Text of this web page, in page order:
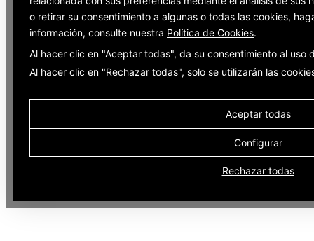
o retirar su consentimiento a algunas o todas las cookies,
información, consulte nuestra Política de Cookies.
Al hacer clic en "Aceptar todas", da su consentimiento al uso
Al hacer clic en "Rechazar todas", solo se utilizarán las
Aceptar todas
Configurar
Rechazar todas